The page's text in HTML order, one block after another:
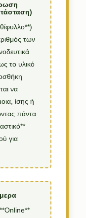
των
το υλικό
να
ίσης ή
πάντα
για